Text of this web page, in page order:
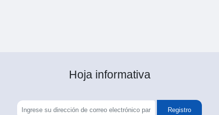
Hoja informativa
Registro